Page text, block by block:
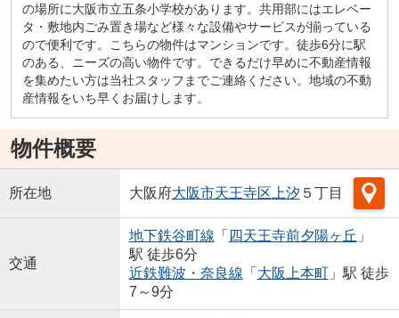
の場所に大阪市立五条小学校があります。共用部にはエレベー
タ・敷地内ごみ置き場など様々な設備やサービスが揃っている
ので便利です。こちらの物件はマンションです。徒歩6分に駅
のある、ニーズの高い物件です。できるだけ早めに不動産情報
を集めたい方は当社スタッフまでご連絡ください。地域の不動
産情報をいち早くお届けします。
物件概要
所在地 大阪府大阪市天王寺区 上汐 ５丁目
交通
地下鉄谷町線 「 四天王寺前夕陽ヶ丘 」
駅 徒歩6分
近鉄難波・奈良線 「 大阪上本町」駅 徒歩
7～9分